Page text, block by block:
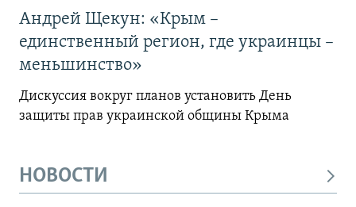
Андрей Щекун: «Крым –
единственный регион, где украинцы –
меньшинство»
Дискуссия вокруг планов установить День
защиты прав украинской общины Крыма
НОВОСТИ